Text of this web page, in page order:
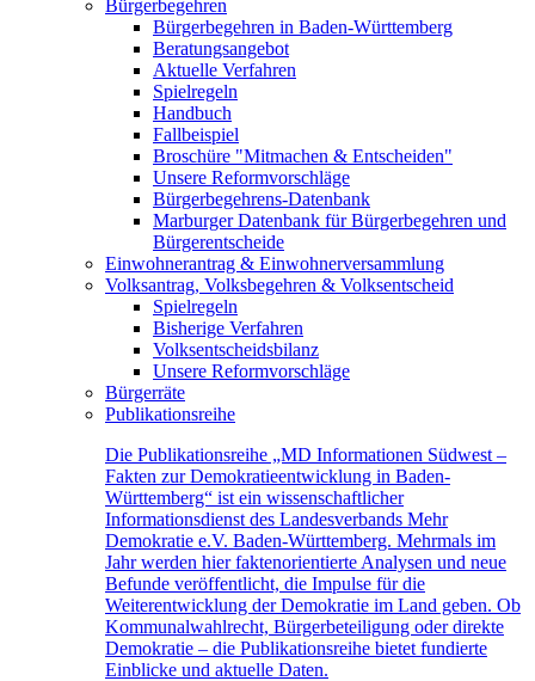
Bürgerbegehren
Bürgerbegehren in Baden-Württemberg
Beratungsangebot
Aktuelle Verfahren
Spielregeln
Handbuch
Fallbeispiel
Broschüre "Mitmachen & Entscheiden"
Unsere Reformvorschläge
Bürgerbegehrens-Datenbank
Marburger Datenbank für Bürgerbegehren und
Bürgerentscheide
Einwohnerantrag & Einwohnerversammlung
Volksantrag, Volksbegehren & Volksentscheid
Spielregeln
Bisherige Verfahren
Volksentscheidsbilanz
Unsere Reformvorschläge
Bürgerräte
Publikationsreihe
Die Publikationsreihe „MD Informationen Südwest –
Fakten zur Demokratieentwicklung in Baden-
Württemberg“ ist ein wissenschaftlicher
Informationsdienst des Landesverbands Mehr
Demokratie e.V. Baden-Württemberg. Mehrmals im
Jahr werden hier faktenorientierte Analysen und neue
Befunde veröffentlicht, die Impulse für die
Weiterentwicklung der Demokratie im Land geben. Ob
Kommunalwahlrecht, Bürgerbeteiligung oder direkte
Demokratie – die Publikationsreihe bietet fundierte
Einblicke und aktuelle Daten.